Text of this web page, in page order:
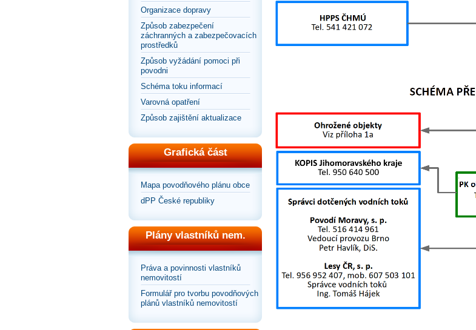
Organizace dopravy
Způsob zabezpečení
záchranných a zabezpečovacích
prostředků
Způsob vyžádání pomoci při
povodni
Schéma toku informací
Varovná opatření
Způsob zajištění aktualizace
Grafická část
Mapa povodňového plánu obce
dPP České republiky
Plány vlastníků nem.
Práva a povinnosti vlastníků
nemovitostí
Formulář pro tvorbu povodňových
plánů vlastníků nemovitostí